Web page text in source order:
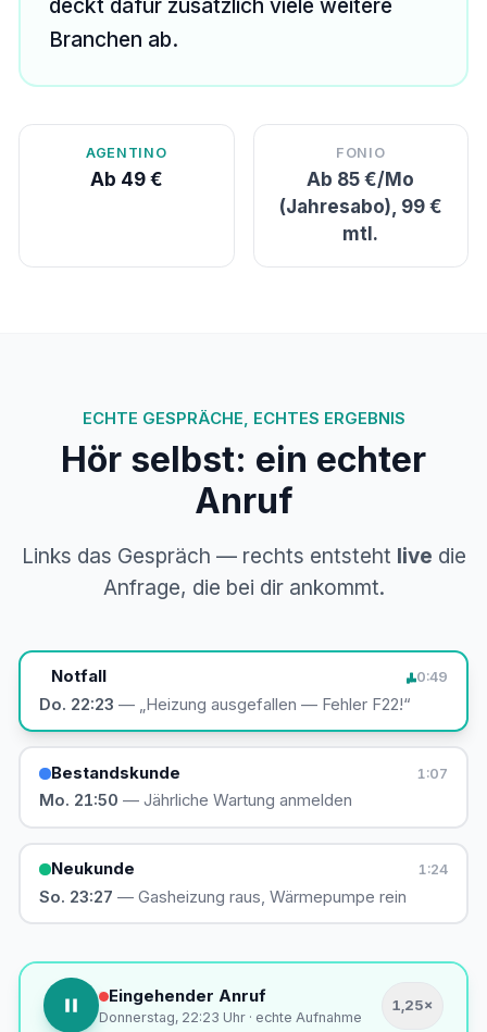
deckt dafür zusätzlich viele weitere
Branchen ab.
AGENTINO
Ab 49 €
FONIO
Ab 85 €/Mo
(Jahresabo), 99 €
mtl.
ECHTE GESPRÄCHE, ECHTES ERGEBNIS
Hör selbst: ein echter
Anruf
Links das Gespräch — rechts entsteht live die
Anfrage, die bei dir ankommt.
Notfall 0:49
Do. 22:23 — „Heizung ausgefallen — Fehler F22!“
Bestandskunde 1:07
Mo. 21:50 — Jährliche Wartung anmelden
Neukunde 1:24
So. 23:27 — Gasheizung raus, Wärmepumpe rein
Eingehender Anruf
Donnerstag, 22:23 Uhr · echte Aufnahme
1,25×